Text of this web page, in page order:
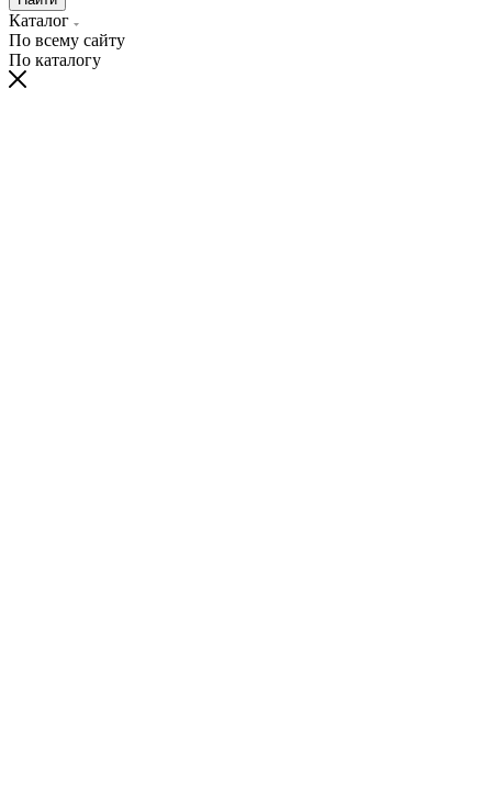
Каталог
По всему сайту
По каталогу